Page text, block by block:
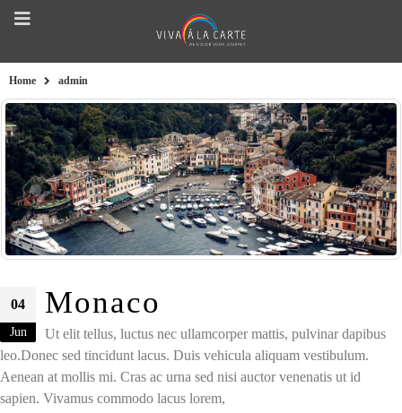
Home admin
04
Jun
Monaco
Ut elit tellus, luctus nec ullamcorper mattis, pulvinar dapibus
leo.Donec sed tincidunt lacus. Duis vehicula aliquam vestibulum.
Aenean at mollis mi. Cras ac urna sed nisi auctor venenatis ut id
sapien. Vivamus commodo lacus lorem,